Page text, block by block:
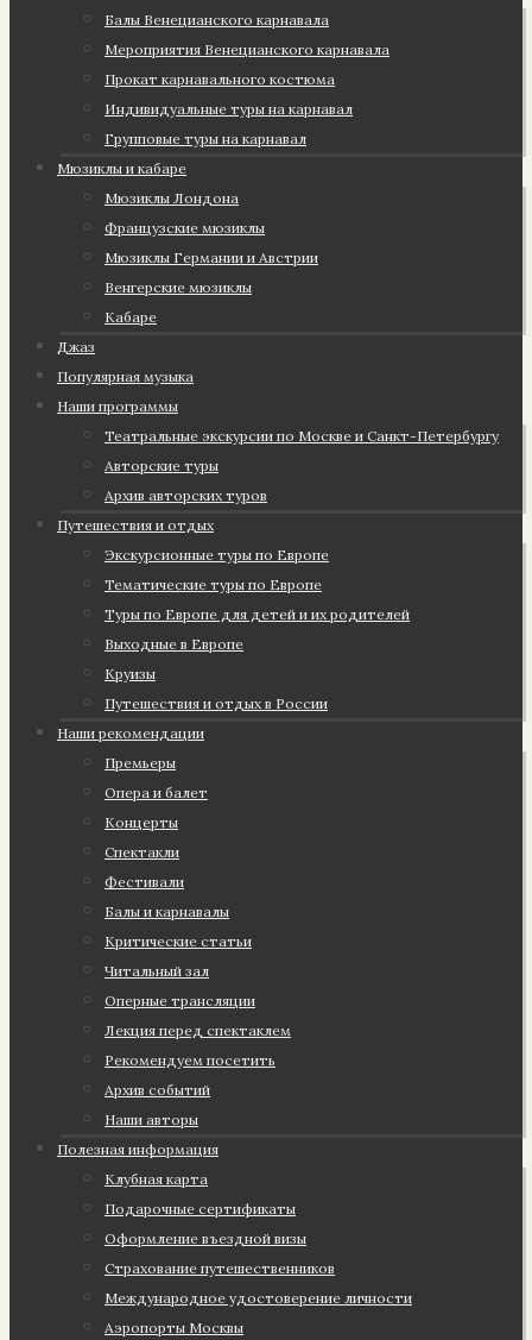
Балы Венецианского карнавала
Мероприятия Венецианского карнавала
Прокат карнавального костюма
Индивидуальные туры на карнавал
Групповые туры на карнавал
Мюзиклы и кабаре
Мюзиклы Лондона
Французские мюзиклы
Мюзиклы Германии и Австрии
Венгерские мюзиклы
Кабаре
Джаз
Популярная музыка
Наши программы
Театральные экскурсии по Москве и Санкт-Петербургу
Авторские туры
Архив авторских туров
Путешествия и отдых
Экскурсионные туры по Европе
Тематические туры по Европе
Туры по Европе для детей и их родителей
Выходные в Европе
Круизы
Путешествия и отдых в России
Наши рекомендации
Премьеры
Опера и балет
Концерты
Спектакли
Фестивали
Балы и карнавалы
Критические статьи
Читальный зал
Оперные трансляции
Лекция перед спектаклем
Рекомендуем посетить
Архив событий
Наши авторы
Полезная информация
Клубная карта
Подарочные сертификаты
Оформление въездной визы
Страхование путешественников
Международное удостоверение личности
Аэропорты Москвы